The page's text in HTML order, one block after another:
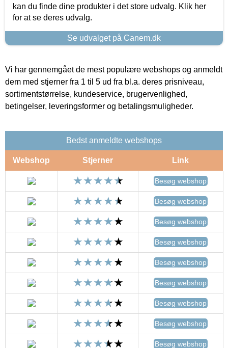
kan du finde dine produkter i det store udvalg. Klik her
for at se deres udvalg.
Se udvalget på Canem.dk
Vi har gennemgået de mest populære webshops og anmeldt
dem med stjerner fra 1 til 5 ud fra bl.a. deres prisniveau,
sortimentstørrelse, kundeservice, brugervenlighed,
betingelser, leveringsformer og betalingsmuligheder.
Bedst anmeldte webshops
Webshop Stjerner Link
Besøg webshop
Besøg webshop
Besøg webshop
Besøg webshop
Besøg webshop
Besøg webshop
Besøg webshop
Besøg webshop
Besøg webshop